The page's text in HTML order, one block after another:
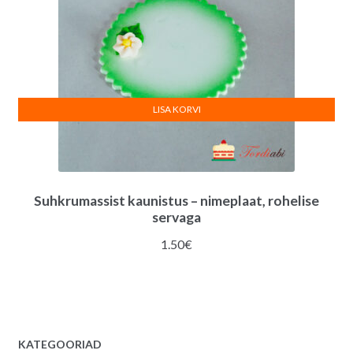
Suhkrumassist kaunistus – nimeplaat, rohelise
servaga
1.50€
LISA KORVI
KATEGOORIAD